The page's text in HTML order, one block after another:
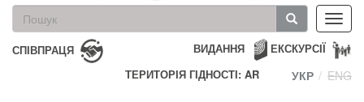
Пошукова
форма
Пошук
СПІВПРАЦЯ ЕКСКУРСІЇ
ВИДАННЯ
ТЕРИТОРІЯ ГІДНОСТІ: AR
УКР ENG